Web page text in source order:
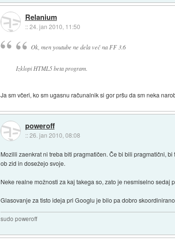
Relanium
::24. jan 2010, 11:50
Ok, men youtube ne dela več na FF 3.6
Izklopi HTML5 beta program.
Ja sm včeri, ko sm ugasnu računalnik si gor pršu da sm neka
poweroff
::26. jan 2010, 08:08
Mozilli zaenkrat ni treba biti pragmatičen. Če bi bili pragmatični,
ob zid in dosežejo svoje.
Neke realne možnosti za kaj takega so, zato je nesmiselno
Glasovanje za tisto ideja pri Googlu je bilo pa dobro
sudo poweroff